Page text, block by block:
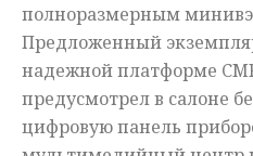
полноразмерным
Предложенный
надежной платформе
предусмотрел в салоне
цифровую панель